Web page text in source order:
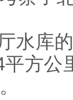
水库
方公